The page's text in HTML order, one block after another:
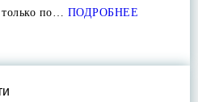
по… ПОДРОБНЕЕ